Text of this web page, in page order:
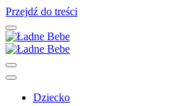
Przejdź do treści
Main
Navigation
Dziecko